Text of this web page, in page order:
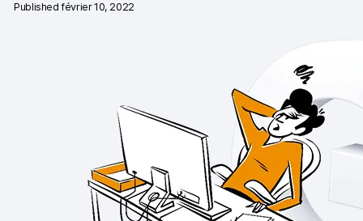
Analytics pour le web et le mobile
Analytics pour les équipes produits digitaux
Tag Management
Published février 10, 2022